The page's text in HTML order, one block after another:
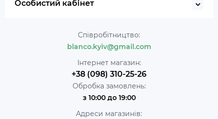
Особистий кабінет
Співробітництво:
blanco.kyiv@gmail.com
Інтернет магазин:
+38 (098) 310-25-26
Обробка замовлень:
з 10:00 до 19:00
Адреси магазинів: